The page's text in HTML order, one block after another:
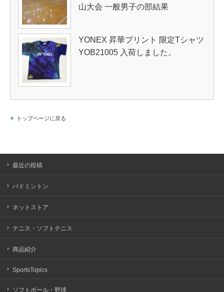
山大会 一般男子の部結果
YONEX 昇華プリント 限定Tシャツ
YOB21005 入荷しました。
トップページに戻る
最近の投稿
バドミントン
ネットストア
テニス・ソフトテニス
商品紹介
SportsTopics
ソフトボール・野球